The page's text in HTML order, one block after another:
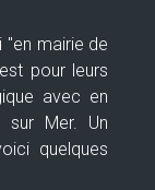
"en mairie de
pour leurs
avec en
Mer. Un
quelques